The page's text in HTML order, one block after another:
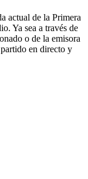
actual de la Primera
Ya sea a través de
o de la emisora
en directo y